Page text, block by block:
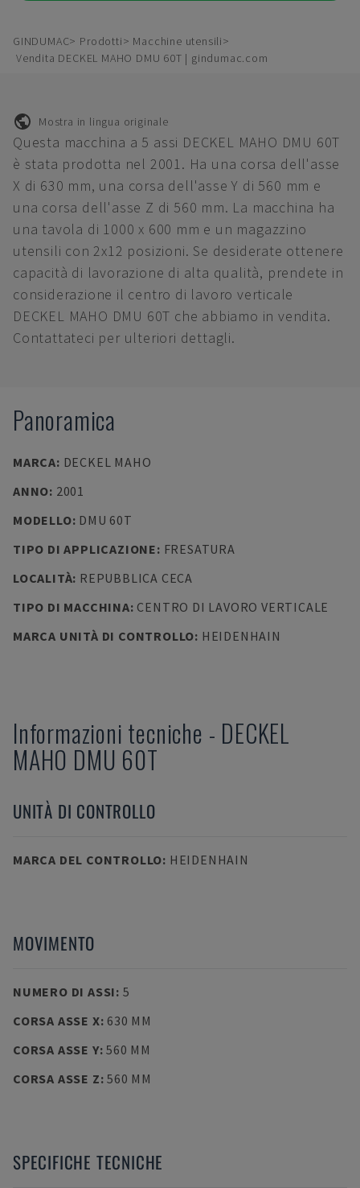
GINDUMAC Prodotti
Macchine utensili
Vendita DECKEL MAHO DMU 60T | gindumac.com
Mostra in lingua originale
Questa macchina a 5 assi DECKEL MAHO DMU 60T
è stata prodotta nel 2001. Ha una corsa dell'asse
X di 630 mm, una corsa dell'asse Y di 560 mm e
una corsa dell'asse Z di 560 mm. La macchina ha
una tavola di 1000 x 600 mm e un magazzino
utensili con 2x12 posizioni. Se desiderate ottenere
capacità di lavorazione di alta qualità, prendete in
considerazione il centro di lavoro verticale
DECKEL MAHO DMU 60T che abbiamo in vendita.
Contattateci per ulteriori dettagli.
Panoramica
MARCA: DECKEL MAHO
ANNO: 2001
MODELLO: DMU 60T
TIPO DI APPLICAZIONE: FRESATURA
LOCALITÀ: REPUBBLICA CECA
TIPO DI MACCHINA: CENTRO DI LAVORO VERTICALE
MARCA UNITÀ DI CONTROLLO: HEIDENHAIN
Informazioni tecniche - DECKEL
MAHO DMU 60T
UNITÀ DI CONTROLLO
MARCA DEL CONTROLLO: HEIDENHAIN
MOVIMENTO
NUMERO DI ASSI: 5
CORSA ASSE X: 630 MM
CORSA ASSE Y:560 MM
CORSA ASSE Z:560 MM
SPECIFICHE TECNICHE